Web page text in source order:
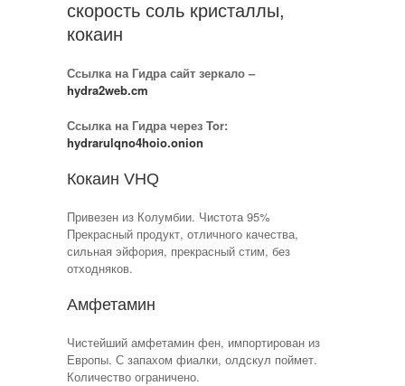
скорость соль кристаллы,
кокаин
Ссылка на Гидра сайт зеркало –
hydra2web.cm
Ссылка на Гидра через Tor:
hydrarulqno4hoio.onion
Кокаин VHQ
Привезен из Колумбии. Чистота 95%
Прекрасный продукт, отличного качества,
сильная эйфория, прекрасный стим, без
отходняков.
Амфетамин
Чистейший амфетамин фен, импортирован из
Европы. С запахом фиалки, олдскул поймет.
Количество ограничено.